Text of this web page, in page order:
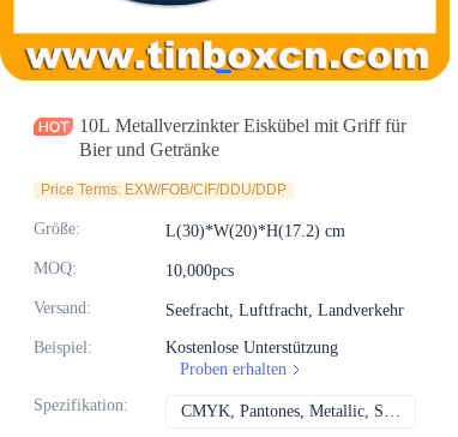
10L Metallverzinkter Eiskübel mit Griff für
Bier und Getränke
Price Terms: EXW/FOB/CIF/DDU/DDP
Größe: L(30)*W(20)*H(17.2) cm
MOQ: 10,000pcs
Versand: Seefracht, Luftfracht, Landverkehr
Beispiel:
Kostenlose Unterstützung
Proben erhalten
Spezifikation: CMYK, Pantones, Metallic, Sonderfarbe usw.
Nachrichten